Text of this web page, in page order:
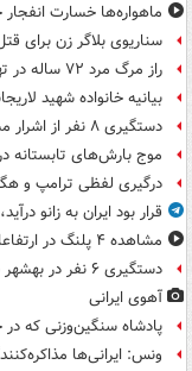
ماهواره‌ها خسارت انفجار
سناریوی بلاگر زن برای
راز مرگ مرد ۷۲ ساله در تهرانپارس فاش شد
بیانیه خانواده شهید
دستگیری ۸ نفر از اشرار مسلح شاخص و مرتبطین گروهک های تروریستی
موج بارش‌های تابستانه در راه ۱۱
درگیری لفظی ترامپ و
قرار بود ایران به زانو
مشاهده ۴ پلنگ در ارتفاعات میناب
دستگیری ۶ نفر در بهشهر به اتهام تشویش اذهان عمومی
آهوی ایرانی
پادشاه سنگین‌وزنی که در
ونس: ایرانی‌ها